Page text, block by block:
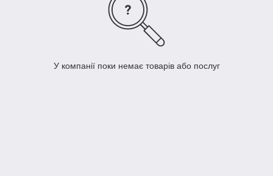
У компанії поки немає товарів або послуг